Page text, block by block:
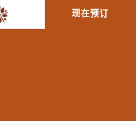
现在预订